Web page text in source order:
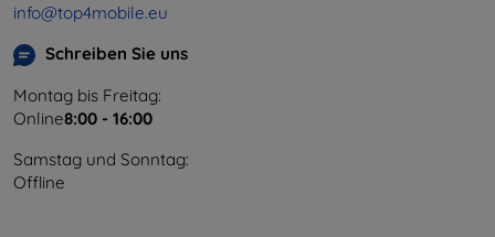
info@top4mobile.eu
Schreiben Sie uns
Montag bis Freitag:
Online8:00 - 16:00
Samstag und Sonntag:
Offline